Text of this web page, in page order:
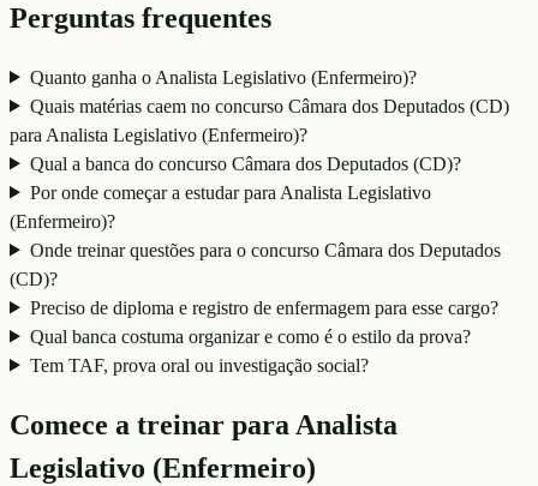
Perguntas frequentes
Quanto ganha o Analista Legislativo (Enfermeiro)?
Quais matérias caem no concurso Câmara dos Deputados (CD)
para Analista Legislativo (Enfermeiro)?
Qual a banca do concurso Câmara dos Deputados (CD)?
Por onde começar a estudar para Analista Legislativo
(Enfermeiro)?
Onde treinar questões para o concurso Câmara dos Deputados
(CD)?
Preciso de diploma e registro de enfermagem para esse cargo?
Qual banca costuma organizar e como é o estilo da prova?
Tem TAF, prova oral ou investigação social?
Comece a treinar paraAnalista
Legislativo (Enfermeiro)